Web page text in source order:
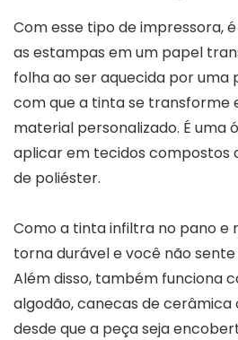
Com esse tipo de impressora,
as estampas em um papel
folha ao ser aquecida por uma
com que a tinta se transforme
material personalizado. É uma
aplicar em tecidos compostos
de poliéster.
Como a tinta infiltra no pano e
torna durável e você não
Além disso, também funciona
algodão, canecas de cerâmica
desde que a peça seja